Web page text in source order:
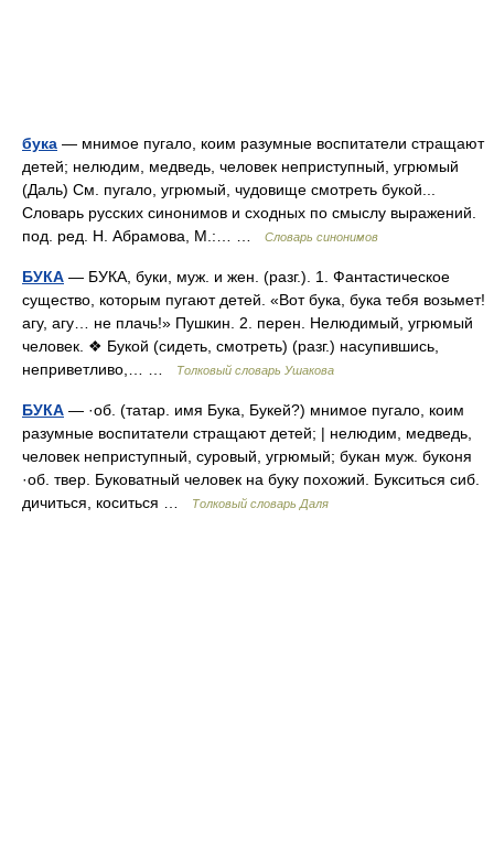
бука — мнимое пугало, коим разумные воспитатели стращают
детей; нелюдим, медведь, человек неприступный, угрюмый
(Даль) См. пугало, угрюмый, чудовище смотреть букой...
Словарь русских синонимов и сходных по смыслу выражений.
под. ред. Н. Абрамова, М.:… …
Словарь синонимов
БУКА — БУКА, буки, муж. и жен. (разг.). 1. Фантастическое
существо, которым пугают детей. «Вот бука, бука тебя возьмет!
агу, агу… не плачь!» Пушкин. 2. перен. Нелюдимый, угрюмый
человек. ❖ Букой (сидеть, смотреть) (разг.) насупившись,
неприветливо,… …
Толковый словарь Ушакова
БУКА — ·об. (татар. имя Бука, Букей?) мнимое пугало, коим
разумные воспитатели стращают детей; | нелюдим, медведь,
человек неприступный, суровый, угрюмый; букан муж. буконя
·об. твер. Буковатный человек на буку похожий. Букситься сиб.
дичиться, коситься …
Толковый словарь Даля